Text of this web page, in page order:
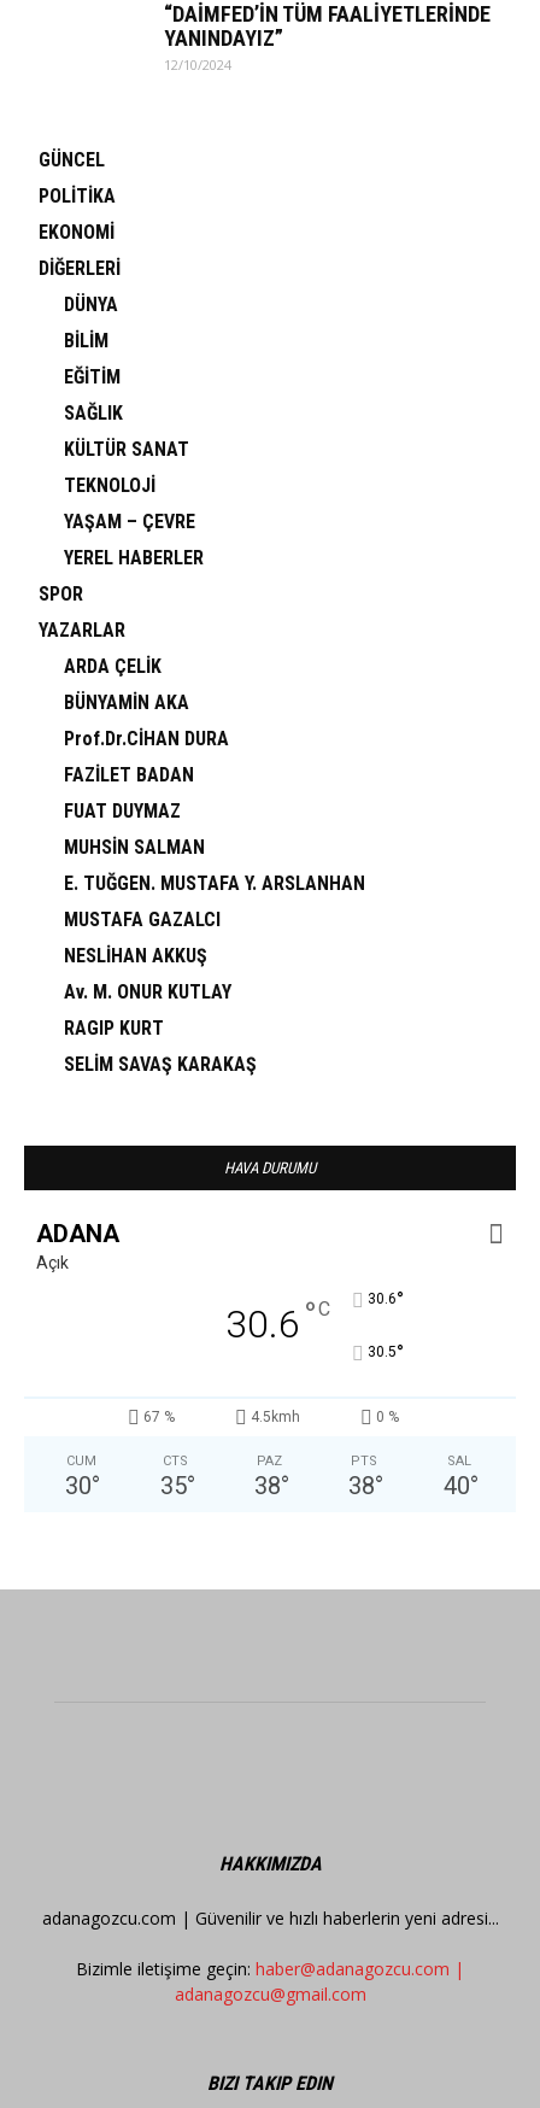
“DAİMFED’İN TÜM FAALİYETLERİNDE
YANINDAYIZ”
12/10/2024
GÜNCEL
POLİTİKA
EKONOMİ
DİĞERLERİ
DÜNYA
BİLİM
EĞİTİM
SAĞLIK
KÜLTÜR SANAT
TEKNOLOJİ
YAŞAM – ÇEVRE
YEREL HABERLER
SPOR
YAZARLAR
ARDA ÇELİK
BÜNYAMİN AKA
Prof.Dr.CİHAN DURA
FAZİLET BADAN
FUAT DUYMAZ
MUHSİN SALMAN
E. TUĞGEN. MUSTAFA Y. ARSLANHAN
MUSTAFA GAZALCI
NESLİHAN AKKUŞ
Av. M. ONUR KUTLAY
RAGIP KURT
SELİM SAVAŞ KARAKAŞ
HAVA DURUMU
ADANA
Açık
30.6 °C 30.6°
30.5°
67 % 4.5kmh 0 %
CUM
30°
CTS
35°
PAZ
38°
PTS
38°
SAL
40°
HAKKIMIZDA
adanagozcu.com | Güvenilir ve hızlı haberlerin yeni adresi...
Bizimle iletişime geçin: haber@adanagozcu.com |
adanagozcu@gmail.com
BIZI TAKIP EDIN